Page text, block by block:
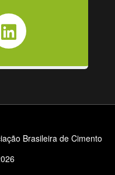
Brasileira de Cimento